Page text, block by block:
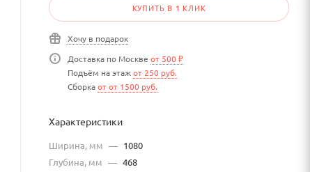
КУПИТЬ В 1 КЛИК
Хочу в подарок
Доставка по Москве от 500 ₽
Подъём на этажот 250 руб.
Сборкаот от 1500 руб.
Характеристики
Ширина, мм — 1080
Глубина, мм — 468